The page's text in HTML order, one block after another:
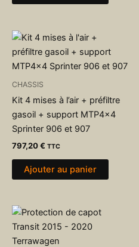
CHASSIS
Kit 4 mises à l’air + préfiltre
gasoil + support MTP4x4
Sprinter 906 et 907
797,20€ TTC
Ajouter au panier